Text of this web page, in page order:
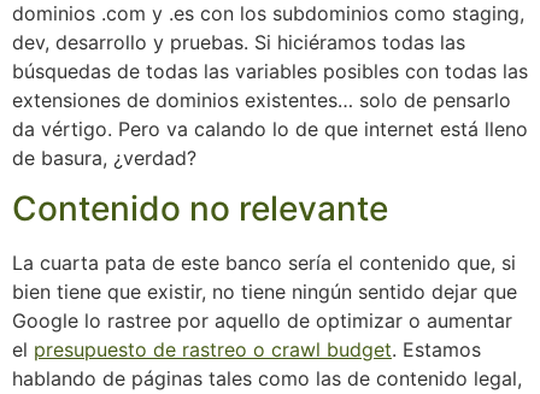
dominios .com y .es con los subdominios como staging,
dev, desarrollo y pruebas. Si hiciéramos todas las
búsquedas de todas las variables posibles con todas las
extensiones de dominios existentes… solo de pensarlo
da vértigo. Pero va calando lo de que internet está lleno
de basura, ¿verdad?
Contenido no relevante
La cuarta pata de este banco sería el contenido que, si
bien tiene que existir, no tiene ningún sentido dejar que
Google lo rastree por aquello de optimizar o aumentar
el presupuesto de rastreo o crawl budget. Estamos
hablando de páginas tales como las de contenido legal,